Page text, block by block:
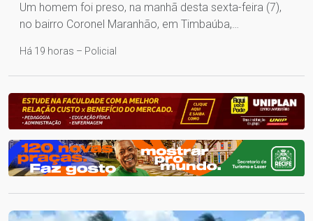
Um homem foi preso, na manhã desta sexta-feira (7),
no bairro Coronel Maranhão, em Timbaúba,…
Há 19 horas – Policial